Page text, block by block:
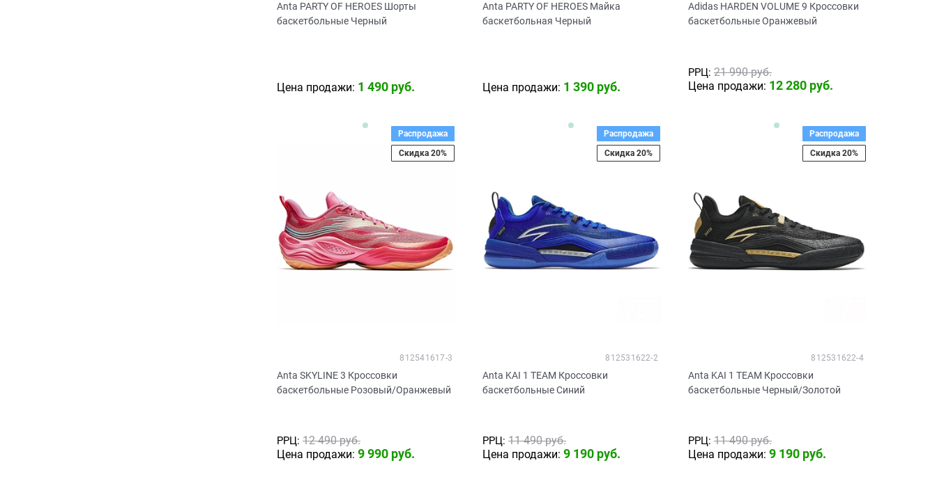
Anta PARTY OF HEROES Шорты
баскетбольные Черный
Цена продажи: 1 490 руб.
Anta PARTY OF HEROES Майка
баскетбольная Черный
Цена продажи: 1 390 руб.
Adidas HARDEN VOLUME 9 Кроссовки
баскетбольные Оранжевый
РРЦ: 21 990 руб.
Цена продажи: 12 280 руб.
Anta SKYLINE 3 Кроссовки
баскетбольные Розовый/Оранжевый
812541617-3
РРЦ: 12 490 руб.
Цена продажи: 9 990 руб.
Распродажа
Скидка 20%
Anta KAI 1 TEAM Кроссовки
баскетбольные Синий
812531622-2
РРЦ: 11 490 руб.
Цена продажи: 9 190 руб.
Распродажа
Скидка 20%
Anta KAI 1 TEAM Кроссовки
баскетбольные Черный/Золотой
812531622-4
РРЦ: 11 490 руб.
Цена продажи: 9 190 руб.
Распродажа
Скидка 20%